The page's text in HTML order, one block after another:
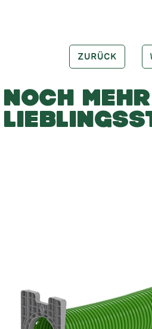
ZURÜCK
NOCH MEHR